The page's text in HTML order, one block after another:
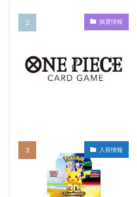
抽選情報
入荷情報